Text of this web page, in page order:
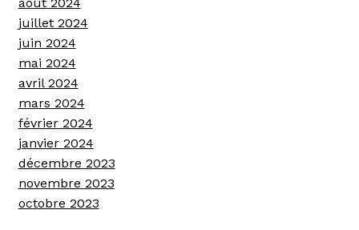
juillet 2024
juin 2024
mai 2024
avril 2024
mars 2024
février 2024
janvier 2024
décembre 2023
novembre 2023
octobre 2023